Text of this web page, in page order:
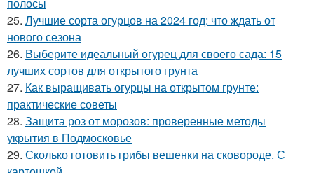
полосы
25. Лучшие сорта огурцов на 2024 год: что ждать от
нового сезона
26. Выберите идеальный огурец для своего сада: 15
лучших сортов для открытого грунта
27. Как выращивать огурцы на открытом грунте:
практические советы
28. Защита роз от морозов: проверенные методы
укрытия в Подмосковье
29. Сколько готовить грибы вешенки на сковороде. С